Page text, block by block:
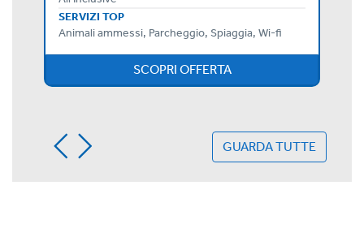
SERVIZI TOP
Animali ammessi, Parcheggio, Spiaggia, Wi-fi
SCOPRI OFFERTA
GUARDA TUTTE